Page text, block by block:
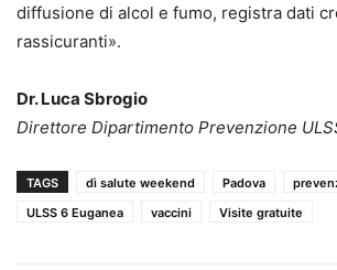
diffusione di alcol e fumo, registra dati
rassicuranti».
Dr. Luca Sbrogio
Direttore Dipartimento Prevenzione
TAGS dì salute weekend Padova
ULSS 6 Euganea
vaccini Visite gratuite